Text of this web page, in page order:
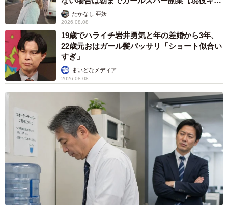
ストに取材】
たかなし 亜妖
2026.08.08
19歳でハライチ岩井勇気と年の差婚から3年、
22歳元おはガール髪バッサリ「ショート似合い
すぎ」
まいどなメディア
2026.08.08